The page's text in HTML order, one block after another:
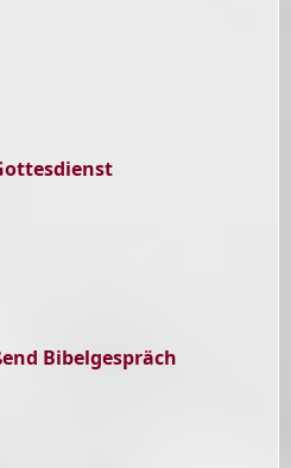
Bibelgespräch